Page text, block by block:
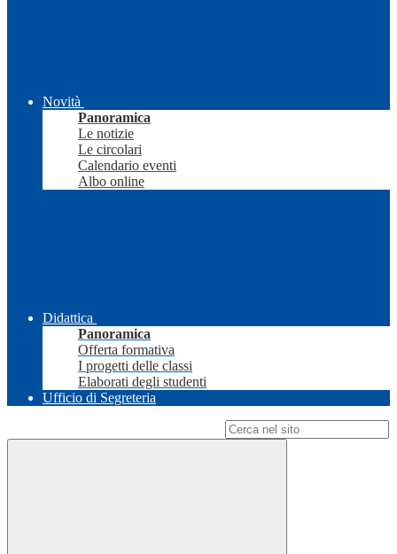
Novità
Panoramica
Le notizie
Le circolari
Calendario eventi
Albo online
Didattica
Panoramica
Offerta formativa
I progetti delle classi
Elaborati degli studenti
Ufficio di Segreteria